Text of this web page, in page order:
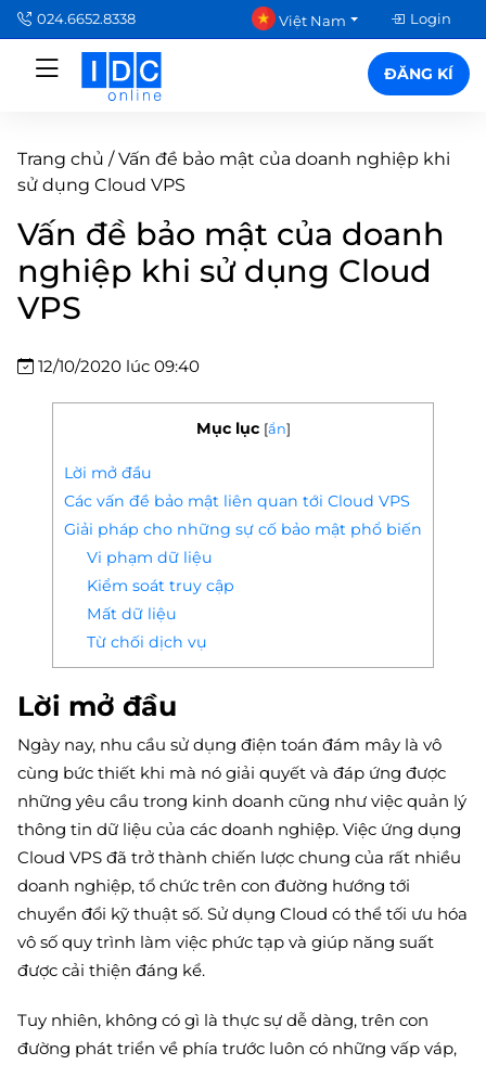
024.6652.8338 Việt Nam Login
ĐĂNG KÍ
Trang chủ /Vấn đề bảo mật của doanh nghiệp khi
sử dụng Cloud VPS
Vấn đề bảo mật của doanh
nghiệp khi sử dụng Cloud
VPS
12/10/2020 lúc 09:40
Mục lục [ẩn]
Lời mở đầu
Các vấn đề bảo mật liên quan tới Cloud VPS
Giải pháp cho những sự cố bảo mật phổ biến
Vi phạm dữ liệu
Kiểm soát truy cập
Mất dữ liệu
Từ chối dịch vụ
Lời mở đầu
Ngày nay, nhu cầu sử dụng điện toán đám mây là vô
cùng bức thiết khi mà nó giải quyết và đáp ứng được
những yêu cầu trong kinh doanh cũng như việc quản lý
thông tin dữ liệu của các doanh nghiệp. Việc ứng dụng
Cloud VPS đã trở thành chiến lược chung của rất nhiều
doanh nghiệp, tổ chức trên con đường hướng tới
chuyển đổi kỹ thuật số. Sử dụng Cloud có thể tối ưu hóa
vô số quy trình làm việc phức tạp và giúp năng suất
được cải thiện đáng kể.
Tuy nhiên, không có gì là thực sự dễ dàng, trên con
đường phát triển về phía trước luôn có những vấp váp,